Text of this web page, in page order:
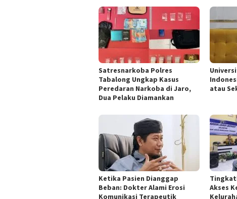
Satresnarkoba Polres
Tabalong Ungkap Kasus
Peredaran Narkoba di Jaro,
Dua Pelaku Diamankan
atau
Ketika Pasien Dianggap
Beban: Dokter Alami Erosi
Komunikasi Terapeutik
Akses